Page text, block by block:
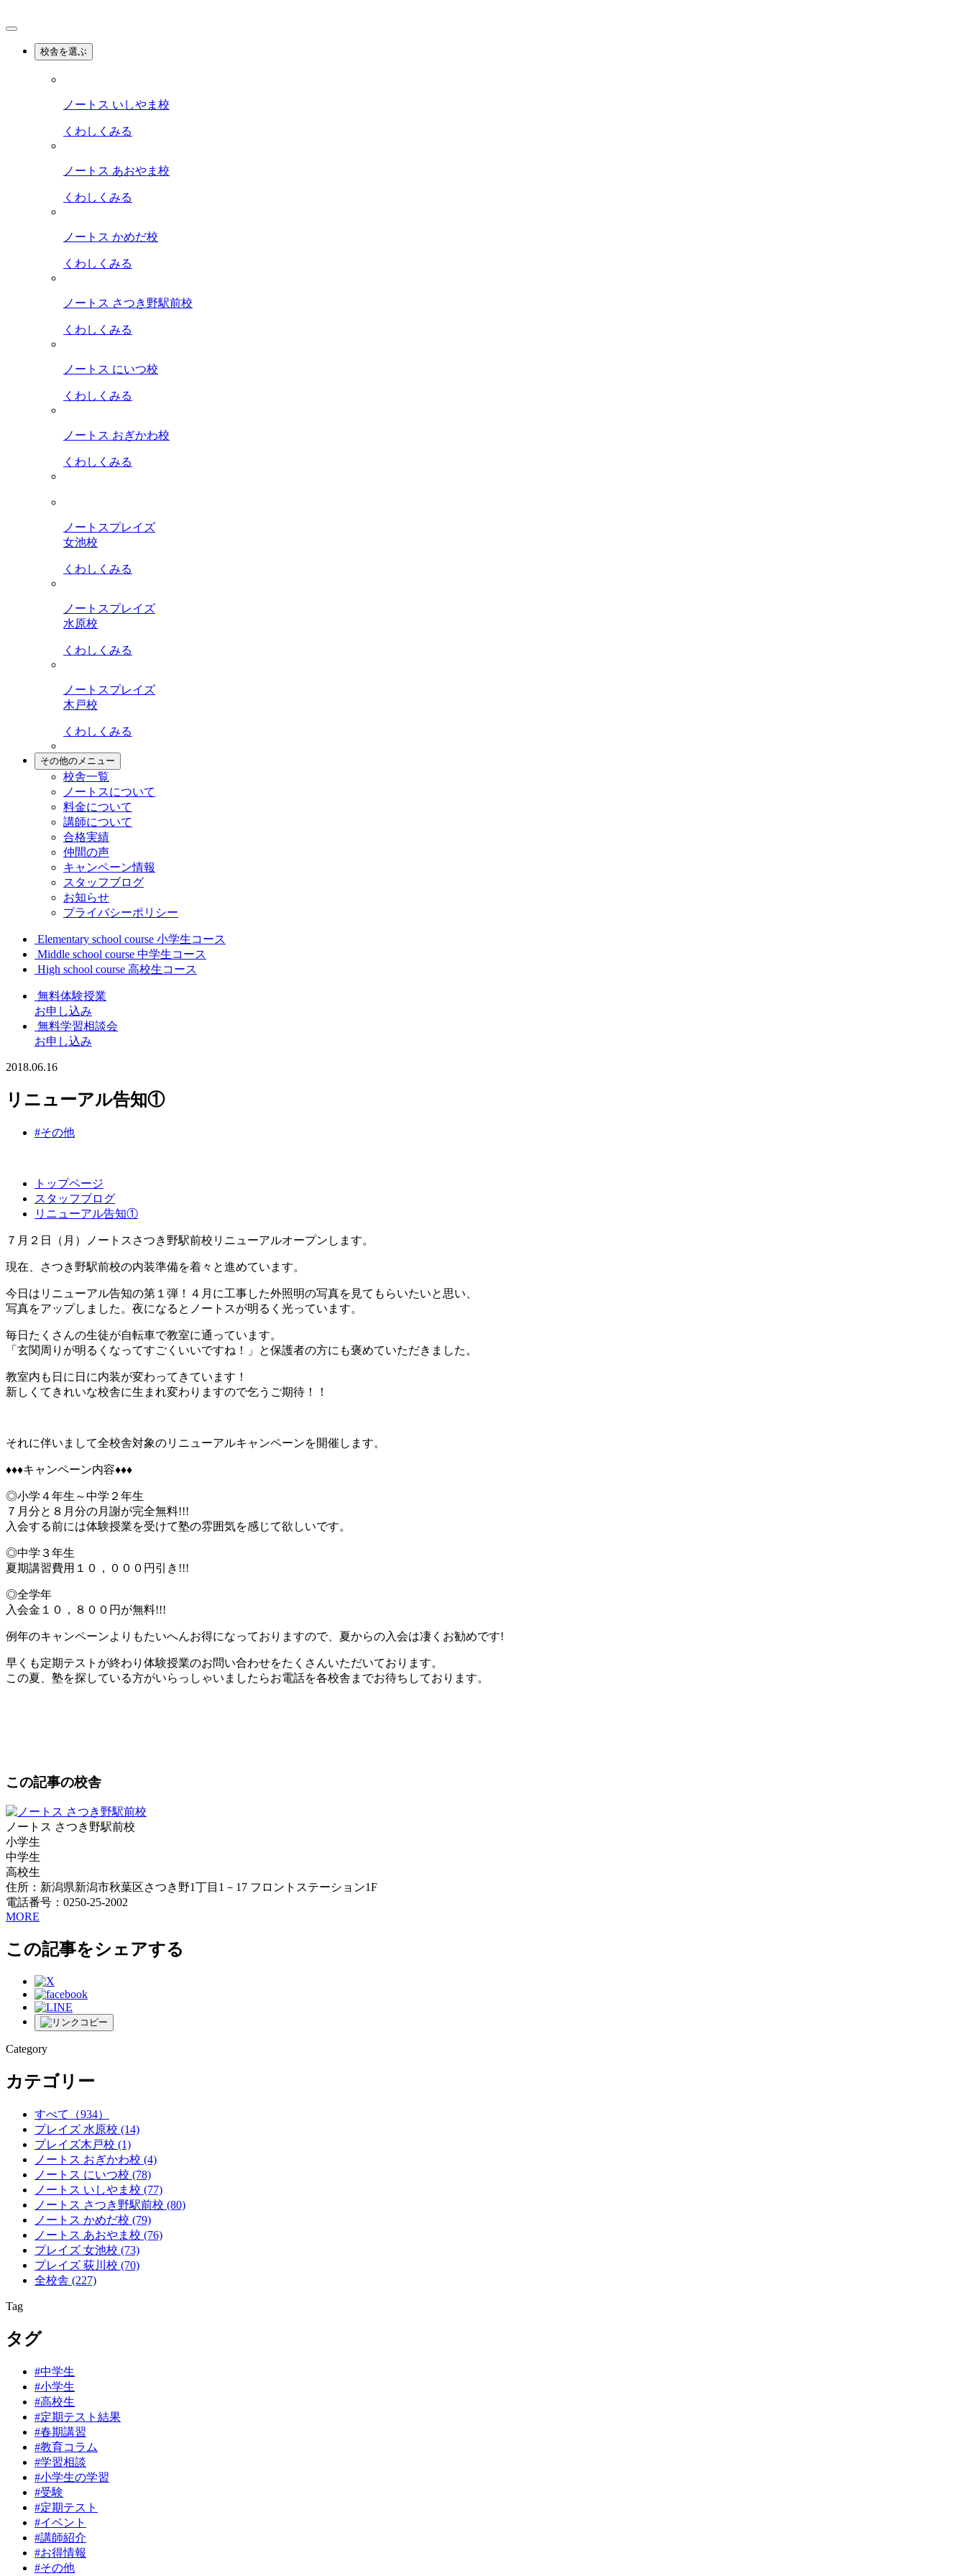
校舎を選ぶ
ノートス いしやま校
くわしくみる
ノートス あおやま校
くわしくみる
ノートス かめだ校
くわしくみる
ノートス さつき野駅前校
くわしくみる
ノートス にいつ校
くわしくみる
ノートス おぎかわ校
くわしくみる
ノートスプレイズ
女池校
くわしくみる
ノートスプレイズ
水原校
くわしくみる
ノートスプレイズ
木戸校
くわしくみる
その他のメニュー
校舎一覧
ノートスについて
料金について
講師について
合格実績
仲間の声
キャンペーン情報
スタッフブログ
お知らせ
プライバシーポリシー
Elementary school course 小学生コース
Middle school course 中学生コース
High school course 高校生コース
無料体験授業
お申し込み
無料学習相談会
お申し込み
2018.06.16
リニューアル告知①
#その他
トップページ
スタッフブログ
リニューアル告知①
７月２日（月）ノートスさつき野駅前校リニューアルオープンします。
現在、さつき野駅前校の内装準備を着々と進めています。
今日はリニューアル告知の第１弾！４月に工事した外照明の写真を見てもらいたいと思い、
写真をアップしました。夜になるとノートスが明るく光っています。
毎日たくさんの生徒が自転車で教室に通っています。
「玄関周りが明るくなってすごくいいですね！」と保護者の方にも褒めていただきました。
教室内も日に日に内装が変わってきています！
新しくてきれいな校舎に生まれ変わりますので乞うご期待！！
それに伴いまして全校舎対象のリニューアルキャンペーンを開催します。
♦♦♦キャンペーン内容♦♦♦
◎小学４年生～中学２年生
７月分と８月分の月謝が完全無料!!!
入会する前には体験授業を受けて塾の雰囲気を感じて欲しいです。
◎中学３年生
夏期講習費用１０，０００円引き!!!
◎全学年
入会金１０，８００円が無料!!!
例年のキャンペーンよりもたいへんお得になっておりますので、夏からの入会は凄くお勧めです!
早くも定期テストが終わり体験授業のお問い合わせをたくさんいただいております。
この夏、塾を探している方がいらっしゃいましたらお電話を各校舎までお待ちしております。
この記事の校舎
ノートス さつき野駅前校
小学生
中学生
高校生
住所：新潟県新潟市秋葉区さつき野1丁目1－17 フロントステーション1F
電話番号：0250-25-2002
MORE
この記事をシェアする
Category
カテゴリー
すべて
（934）
プレイズ 水原校 (14)
プレイズ木戸校 (1)
ノートス おぎかわ校 (4)
ノートス にいつ校 (78)
ノートス いしやま校 (77)
ノートス さつき野駅前校 (80)
ノートス かめだ校 (79)
ノートス あおやま校 (76)
プレイズ 女池校 (73)
プレイズ 荻川校 (70)
全校舎 (227)
Tag
タグ
#中学生
#小学生
#高校生
#定期テスト結果
#春期講習
#教育コラム
#学習相談
#小学生の学習
#受験
#定期テスト
#イベント
#講師紹介
#お得情報
#その他